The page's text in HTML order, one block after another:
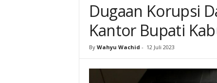
Dugaan Korupsi
Kantor Bupati
By Wahyu Wachid - 12 Juli 2023